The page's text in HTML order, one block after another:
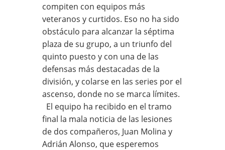
compiten con equipos más
veteranos y curtidos. Eso no ha sido
obstáculo para alcanzar la séptima
plaza de su grupo, a un triunfo del
quinto puesto y con una de las
defensas más destacadas de la
división, y colarse en las series por el
ascenso, donde no se marca límites.
El equipo ha recibido en el tramo
final la mala noticia de las lesiones
de dos compañeros, Juan Molina y
Adrián Alonso, que esperemos